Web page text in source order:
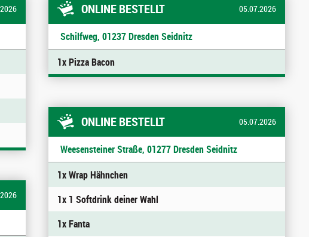
ONLINE BESTELLT 05.07.2026
Schilfweg, 01237 Dresden Seidnitz
1x Pizza Bacon
ONLINE BESTELLT 05.07.2026
Weesensteiner Straße, 01277 Dresden Seidnitz
1x Wrap Hähnchen
1x 1 Softdrink deiner Wahl
1x Fanta